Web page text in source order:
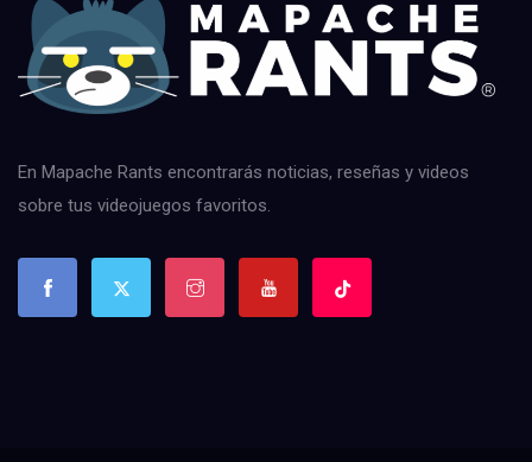
En Mapache Rants encontrarás noticias, reseñas y videos
sobre tus videojuegos favoritos.